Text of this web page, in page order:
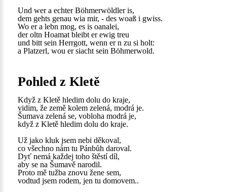
Und wer a echter Böhmerwöldler is,
dem gehts genau wia mir, - des woaß i gwiss.
Wo er a lebn mog, es is oanalei,
der oltn Hoamat bleibt er ewig treu
und bitt sein Herrgott, wenn er n zu si holt:
a Platzerl, wou er siacht sein Böhmerwold.
Pohled z Kletě
Když z Kletě hledim dolu do kraje,
vidim, že země kolem zelená, modrá je.
Šumava zelená se, vobloha modrá je,
když z Kletě hledim dolu do kraje.
Už jako kluk jsem nebi děkoval,
co všechno nám tu Pánbůh daroval.
Dyť nemá každej toho štěstí díl,
aby se na Šumavě narodil.
Proto mě tužba znovu žene sem,
vodtud jsem rodem, jen tu domovem..